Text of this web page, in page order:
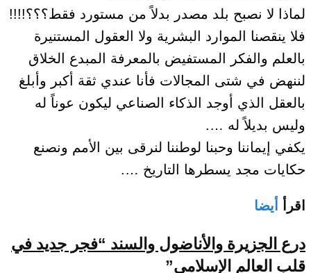
لماذا لا نصبح بلد مصدر بدلاً من مستورد فقط؟؟؟!!!!
فلا ينقصنا الموارد البشرية ولا العقول المستنيرة
بالعلم والفكر المستفيض بالمعرفة المبدع الخلاق
لننهض في شتى المجالات فأنا عندي ثقة أكبر وأبلغ
بالعقل الذي أوجد الذكاء الصناعي ليكون عوناً له
وليس بديلاً له ….
يكفي إيماننا وحبنا لوطننا لنرقى بين الأمم ونصنع
حكايات مجد يسطرها التاريخ ….
اقرأ أيضا
درع الجزيرة والأناضول والسند “فجر جديد في
قلب العالم الإسلامي”